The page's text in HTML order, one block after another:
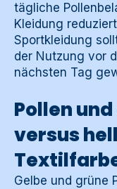
tägliche
Kleidung
Sportkleidung
der Nutzung vor
nächsten Tag
Pollen
versus
Gelbe und grüne